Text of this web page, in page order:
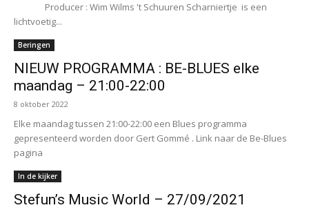
Producer : Wim Wilms 't Schuuren Scharniertje is een
lichtvoetig...
Beringen
NIEUW PROGRAMMA : BE-BLUES elke
maandag – 21:00-22:00
8 oktober 2022
Elke maandag tussen 21:00-22:00 een Blues programma
gepresenteerd worden door Gert Gommé . Link naar de Be-Blues
pagina
In de kijker
Stefun’s Music World – 27/09/2021